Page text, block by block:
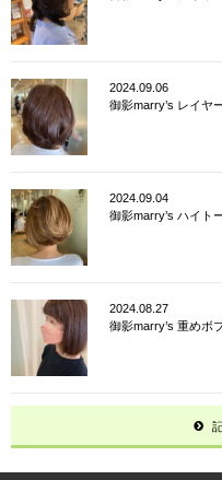
2024.09.06
御影marry’s レイヤ
2024.09.04
御影marry’s ハイト
2024.08.27
御影marry’s 重めボ